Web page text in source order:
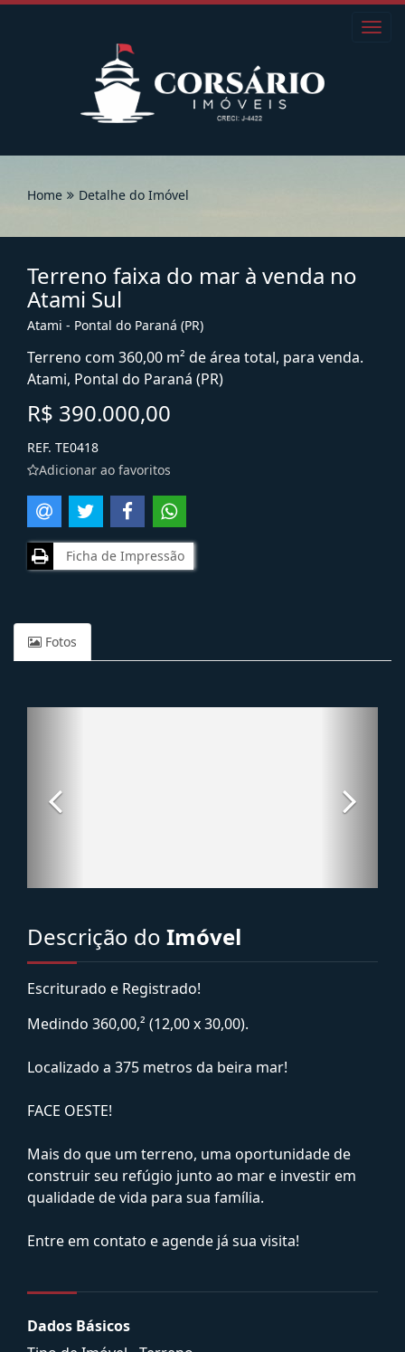
Home Detalhe do Imóvel
Terreno faixa do mar à venda no
Atami Sul
Atami - Pontal do Paraná (PR)
Terreno com 360,00 m² de área total, para venda.
Atami, Pontal do Paraná (PR)
R$ 390.000,00
REF. TE0418
Adicionar ao favoritos
Ficha de Impressão
Fotos
Descrição do Imóvel
Escriturado e Registrado!
Medindo 360,00,² (12,00 x 30,00).
Localizado a 375 metros da beira mar!
FACE OESTE!
Mais do que um terreno, uma oportunidade de
construir seu refúgio junto ao mar e investir em
qualidade de vida para sua família.
Entre em contato e agende já sua visita!
Dados Básicos